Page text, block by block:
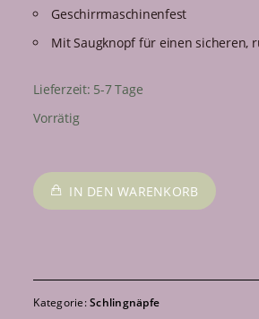
Geschirrmaschinenfest
Mit Saugknopf für einen sicheren,
Lieferzeit: 5-7 Tage
Vorrätig
Slowfeeder,
Anti-
Rosa
IN DEN WARENKORB
Kategorie:Schlingnäpfe